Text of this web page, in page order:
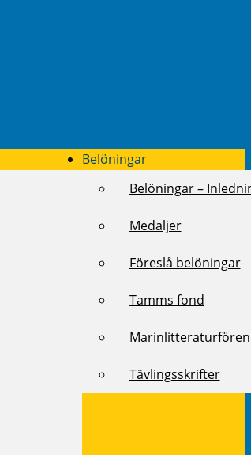
Belöningar
Belöningar –
Medaljer
Föreslå belöningar
Tamms fond
Tävlingsskrifter